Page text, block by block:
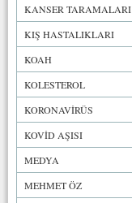
KANSER TARAMALARI
KIŞ HASTALIKLARI
KOAH
KOLESTEROL
KORONAVİRÜS
KOVİD AŞISI
MEDYA
MEHMET ÖZ